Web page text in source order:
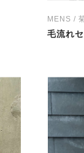
MENS /
毛流れ